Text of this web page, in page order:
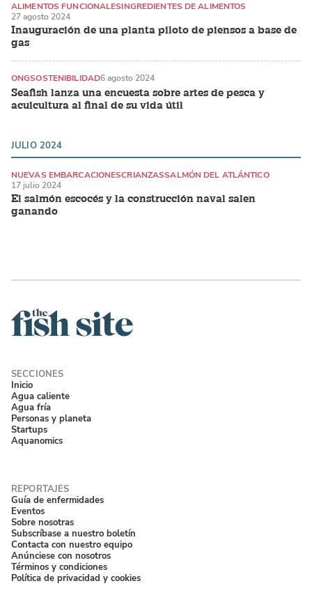
Inauguración de una planta piloto de piensos a base de
gas
ALIMENTOS FUNCIONALESINGREDIENTES DE ALIMENTOS
27 agosto 2024
Seafish lanza una encuesta sobre artes de pesca y
acuicultura al final de su vida útil
ONGSOSTENIBILIDAD6 agosto 2024
JULIO 2024
El salmón escocés y la construcción naval salen
ganando
NUEVAS EMBARCACIONESCRIANZASSALMÓN DEL ATLÁNTICO
17 julio 2024
Inicio
Agua caliente
Agua fría
Personas y planeta
Startups
Aquanomics
Guía de enfermidades
Eventos
Sobre nosotras
Subscríbase a nuestro boletín
Contacta con nuestro equipo
Anúnciese con nosotros
Términos y condiciones
Política de privacidad y cookies